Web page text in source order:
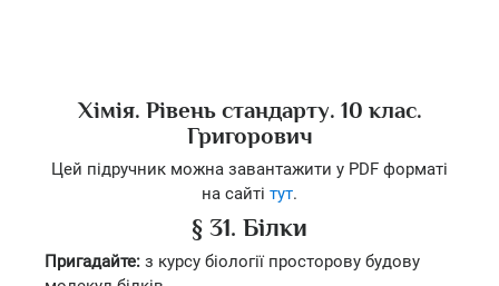
Хімія. Рівень стандарту. 10 клас.
Григорович
Цей підручник можна завантажити у PDF форматі
на сайті тут.
§ 31. Білки
Пригадайте: з курсу біології просторову будову